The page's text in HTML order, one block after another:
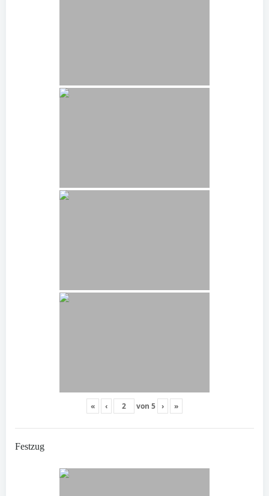
« ‹ von 5 › »
Festzug